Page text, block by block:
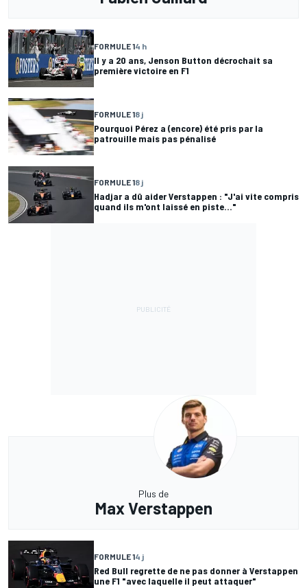
FORMULE 14 h
Il y a 20 ans, Jenson Button décrochait sa
première victoire en F1
FORMULE 18 j
Pourquoi Pérez a (encore) été pris par la
patrouille mais pas pénalisé
FORMULE 18 j
Hadjar a dû aider Verstappen : "J'ai vite compris
quand ils m'ont laissé en piste..."
Plus de
Max Verstappen
FORMULE 14 j
Red Bull regrette de ne pas donner à Verstappen
une F1 "avec laquelle il peut attaquer"